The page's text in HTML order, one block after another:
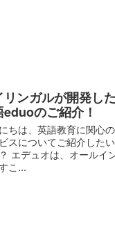
リンガルが開発し
eduoのご紹介！
ちは、英語教育に関心
スについてご紹介した
エデュオは、オールイ
こ...